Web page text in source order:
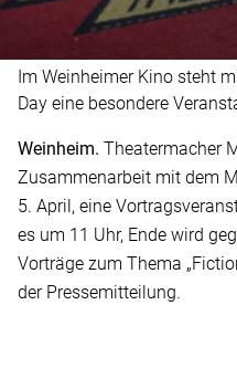
Im Weinheimer Kino steht
Day eine besondere
Weinheim. Theatermacher
Zusammenarbeit mit dem
5. April, eine
es um 11 Uhr, Ende wird
Vorträge zum Thema
der Pressemitteilung.